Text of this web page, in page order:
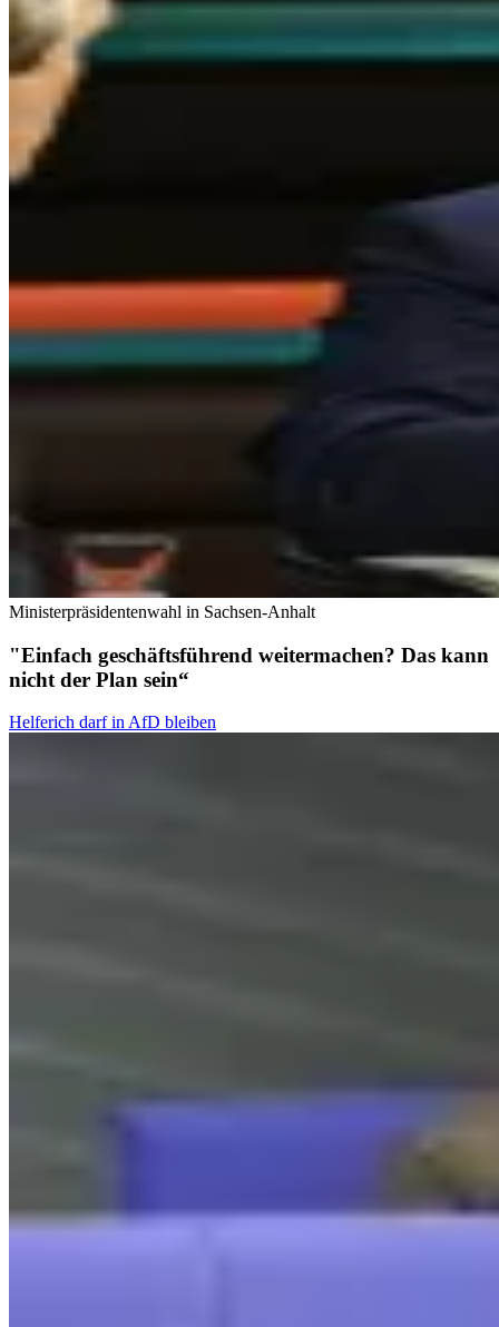
Ministerpräsidentenwahl in Sachsen-Anhalt
"Einfach geschäftsführend weitermachen? Das kann
nicht der Plan sein“
Helferich darf in AfD bleiben